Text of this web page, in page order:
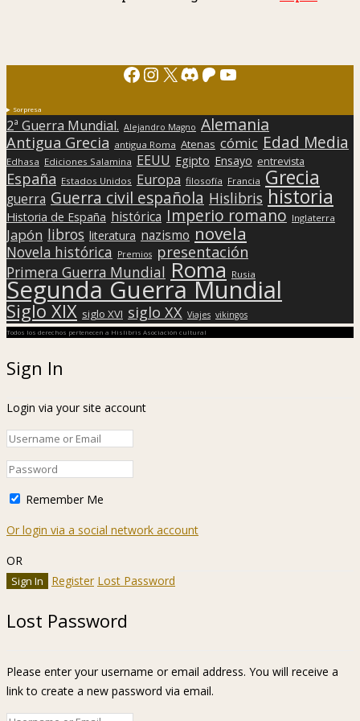
Facebook
Instagram
X Discord
Patreon
YouTube
Sorpresa
2ª Guerra Mundial. Alejandro Magno Alemania
Antigua Grecia antigua Roma Atenas cómic Edad Media
Edhasa Ediciones Salamina EEUU Egipto Ensayo entrevista
España Estados Unidos Europa filosofía Francia Grecia
guerra Guerra civil española Hislibris historia
Historia de España histórica Imperio romano Inglaterra
Japón libros literatura nazismo novela
Novela histórica Premios presentación
Primera Guerra Mundial Roma Rusia
Segunda Guerra Mundial
Siglo XIX siglo XVI siglo XX Viajes vikingos
Todos los derechos pertenecen a Hislibris Asociación cultural
Sign In
Login via your site account
Remember Me
Or login via a social network account
OR
Register Lost Password
Lost Password
Please enter your username or email address. You will receive a
link to create a new password via email.